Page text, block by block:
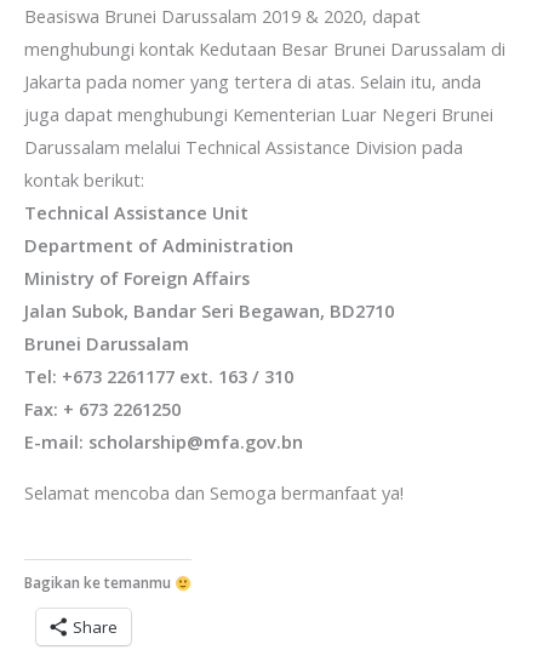
Beasiswa Brunei Darussalam 2019 & 2020, dapat
menghubungi kontak Kedutaan Besar Brunei Darussalam di
Jakarta pada nomer yang tertera di atas. Selain itu, anda
juga dapat menghubungi Kementerian Luar Negeri Brunei
Darussalam melalui Technical Assistance Division pada
kontak berikut:
Technical Assistance Unit
Department of Administration
Ministry of Foreign Affairs
Jalan Subok, Bandar Seri Begawan, BD2710
Brunei Darussalam
Tel: +673 2261177 ext. 163 / 310
Fax: + 673 2261250
E-mail: scholarship@mfa.gov.bn
Selamat mencoba dan Semoga bermanfaat ya!
Bagikan ke temanmu
Share